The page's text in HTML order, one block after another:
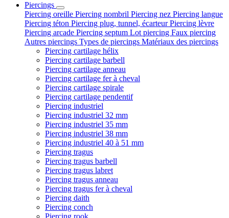
Piercings
Piercing oreille Piercing nombril Piercing nez Piercing langue
Piercing téton Piercing plug, tunnel, écarteurPiercing lèvre
Piercing arcade Piercing septum Lot piercing Faux piercing
Autres piercings Types de piercings Matériaux des piercings
Piercing cartilage hélix
Piercing cartilage barbell
Piercing cartilage anneau
Piercing cartilage fer à cheval
Piercing cartilage spirale
Piercing cartilage pendentif
Piercing industriel
Piercing industriel 32 mm
Piercing industriel 35 mm
Piercing industriel 38 mm
Piercing industriel 40 à 51 mm
Piercing tragus
Piercing tragus barbell
Piercing tragus labret
Piercing tragus anneau
Piercing tragus fer à cheval
Piercing daith
Piercing conch
Piercing rook